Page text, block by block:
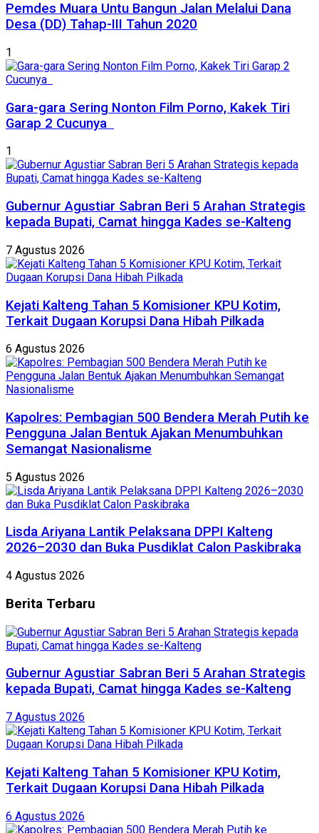
Pemdes Muara Untu Bangun Jalan Melalui Dana
Desa (DD) Tahap-III Tahun 2020
1
Gara-gara Sering Nonton Film Porno, Kakek Tiri
Garap 2 Cucunya
1
Gubernur Agustiar Sabran Beri 5 Arahan Strategis
kepada Bupati, Camat hingga Kades se-Kalteng
7 Agustus 2026
Kejati Kalteng Tahan 5 Komisioner KPU Kotim,
Terkait Dugaan Korupsi Dana Hibah Pilkada
6 Agustus 2026
Kapolres: Pembagian 500 Bendera Merah Putih ke
Pengguna Jalan Bentuk Ajakan Menumbuhkan
Semangat Nasionalisme
5 Agustus 2026
Lisda Ariyana Lantik Pelaksana DPPI Kalteng
2026–2030 dan Buka Pusdiklat Calon Paskibraka
4 Agustus 2026
Berita Terbaru
Gubernur Agustiar Sabran Beri 5 Arahan Strategis
kepada Bupati, Camat hingga Kades se-Kalteng
7 Agustus 2026
Kejati Kalteng Tahan 5 Komisioner KPU Kotim,
Terkait Dugaan Korupsi Dana Hibah Pilkada
6 Agustus 2026